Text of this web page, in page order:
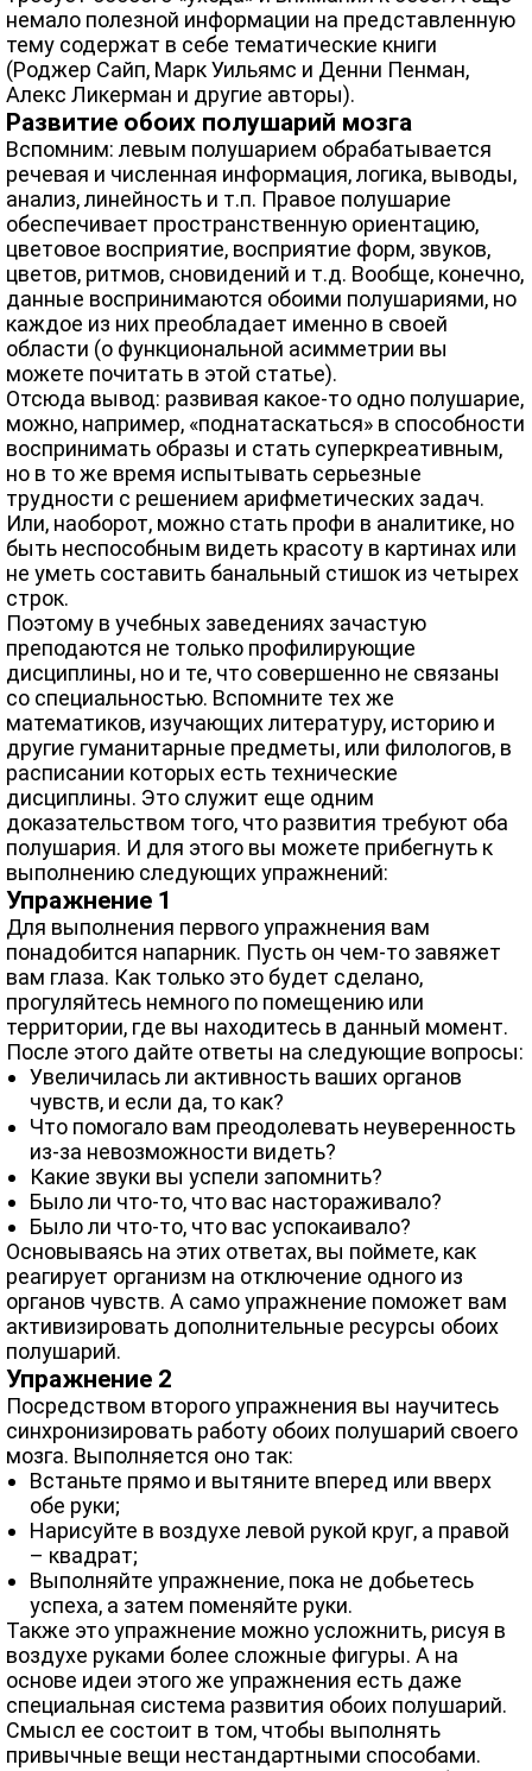
немало полезной информации на представленную
тему содержат в себе тематические книги
(Роджер Сайп, Марк Уильямс и Денни Пенман,
Алекс Ликерман и другие авторы).
Развитие обоих полушарий мозга
Вспомним: левым полушарием обрабатывается
речевая и численная информация, логика, выводы,
анализ, линейность и т.п. Правое полушарие
обеспечивает пространственную ориентацию,
цветовое восприятие, восприятие форм, звуков,
цветов, ритмов, сновидений и т.д. Вообще, конечно,
данные воспринимаются обоими полушариями, но
каждое из них преобладает именно в своей
области (о функциональной асимметрии вы
можете почитать в этой статье).
Отсюда вывод: развивая какое-то одно полушарие,
можно, например, «поднатаскаться» в способности
воспринимать образы и стать суперкреативным,
но в то же время испытывать серьезные
трудности с решением арифметических задач.
Или, наоборот, можно стать профи в аналитике, но
быть неспособным видеть красоту в картинах или
не уметь составить банальный стишок из четырех
строк.
Поэтому в учебных заведениях зачастую
преподаются не только профилирующие
дисциплины, но и те, что совершенно не связаны
со специальностью. Вспомните тех же
математиков, изучающих литературу, историю и
другие гуманитарные предметы, или филологов, в
расписании которых есть технические
дисциплины. Это служит еще одним
доказательством того, что развития требуют оба
полушария. И для этого вы можете прибегнуть к
выполнению следующих упражнений:
Упражнение 1
Для выполнения первого упражнения вам
понадобится напарник. Пусть он чем-то завяжет
вам глаза. Как только это будет сделано,
прогуляйтесь немного по помещению или
территории, где вы находитесь в данный момент.
После этого дайте ответы на следующие вопросы:
Увеличилась ли активность ваших органов
чувств, и если да, то как?
Что помогало вам преодолевать неуверенность
из-за невозможности видеть?
Какие звуки вы успели запомнить?
Было ли что-то, что вас настораживало?
Было ли что-то, что вас успокаивало?
Основываясь на этих ответах, вы поймете, как
реагирует организм на отключение одного из
органов чувств. А само упражнение поможет вам
активизировать дополнительные ресурсы обоих
полушарий.
Упражнение 2
Посредством второго упражнения вы научитесь
синхронизировать работу обоих полушарий своего
мозга. Выполняется оно так:
Встаньте прямо и вытяните вперед или вверх
обе руки;
Нарисуйте в воздухе левой рукой круг, а правой
– квадрат;
Выполняйте упражнение, пока не добьетесь
успеха, а затем поменяйте руки.
Также это упражнение можно усложнить, рисуя в
воздухе руками более сложные фигуры. А на
основе идеи этого же упражнения есть даже
специальная система развития обоих полушарий.
Смысл ее состоит в том, чтобы выполнять
привычные вещи нестандартными способами.